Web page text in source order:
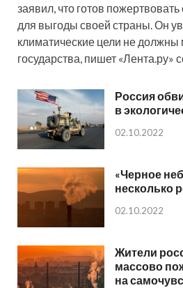
заявил, что готов
для выгоды своей страны. Он
климатические цели не
государства, пишет «Лента.ру»
Россия
в
02.10.2022
«Черное
несколько
02.10.2022
Жители
массово
на